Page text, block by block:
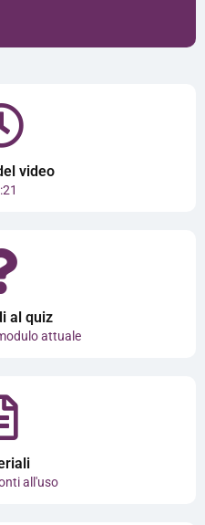
video
al quiz
attuale
all'uso